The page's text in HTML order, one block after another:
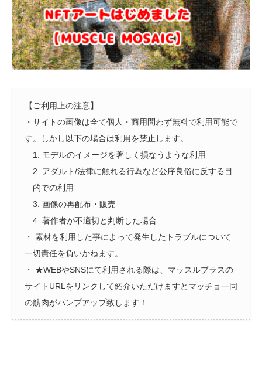
【ご利用上の注意】
・サイトの画像は全て個人・商用問わず無料で利用可能で
す。しかし以下の場合は利用を禁止します。
1. モデルのイメージを著しく損なうような利用
2. アダルト/法律に触れる行為など公序良俗に反する目
的での利用
3. 画像の再配布・販売
4. 著作者が不適切と判断した場合
・ 素材を利用した事によって発生したトラブルについて
一切責任を負いかねます。
・ ★WEBやSNSにて利用される際は、マッスルプラスの
サイトURLをリンクして紹介いただけますとマッチョ一同
の筋肉がパンプアップ致します！